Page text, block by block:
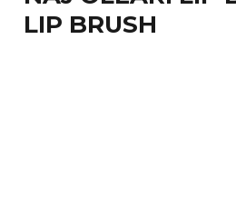
LIP BRUSH